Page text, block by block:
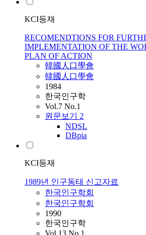
KCI등재
RECOMENDTIONS FOR
IMPLEMENTATION OF THE
PLAN OF ACTION
韓國人口學會
韓國人口學會
1984
한국인구학
Vol.7 No.1
원문보기 2
NDSL
DBpia
KCI등재
1989년 인구동태 신고자료
한국인구학회
한국인구학회
1990
한국인구학